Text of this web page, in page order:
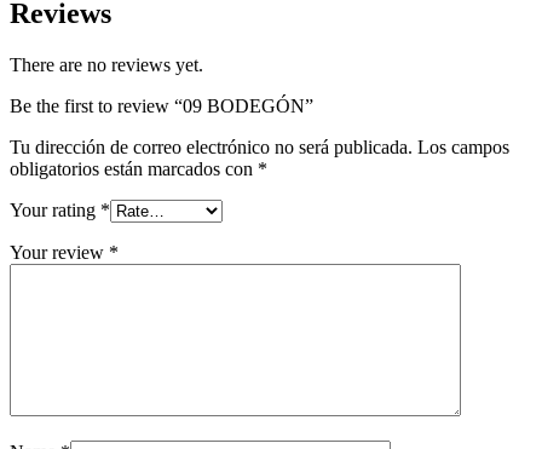
Reviews
There are no reviews yet.
Be the first to review “09 BODEGÓN”
Tu dirección de correo electrónico no será publicada. Los campos
obligatorios están marcados con *
Your rating *
Your review *